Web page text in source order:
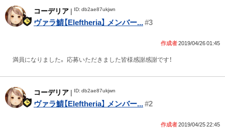
コーデリア | ID: db2ae87ukjwn
ヴァラ鯖【Eleftheria】 メンバー...#3
作成者2019/04/26 01:45
満員になりました。 応募いただきました皆様感謝感謝です！
コーデリア | ID: db2ae87ukjwn
ヴァラ鯖【Eleftheria】 メンバー...#2
作成者2019/04/25 22:45